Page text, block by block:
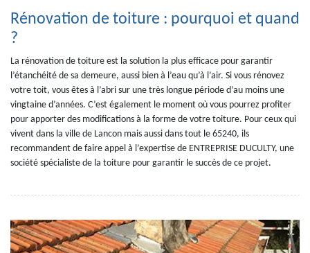
Rénovation de toiture : pourquoi et quand
?
La rénovation de toiture est la solution la plus efficace pour garantir
l’étanchéité de sa demeure, aussi bien à l’eau qu’à l’air. Si vous rénovez
votre toit, vous êtes à l’abri sur une très longue période d’au moins une
vingtaine d’années. C’est également le moment où vous pourrez profiter
pour apporter des modifications à la forme de votre toiture. Pour ceux qui
vivent dans la ville de Lancon mais aussi dans tout le 65240, ils
recommandent de faire appel à l’expertise de ENTREPRISE DUCULTY, une
société spécialiste de la toiture pour garantir le succès de ce projet.